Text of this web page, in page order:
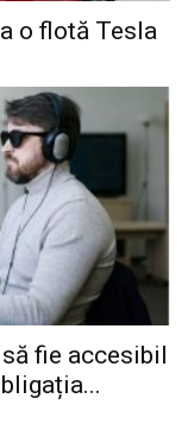
o flotă Tesla
fie accesibil